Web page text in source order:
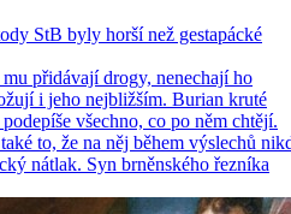
StB byly horší než gestapácké
přidávají drogy, nenechají ho
i jeho nejbližším. Burian kruté
všechno, co po něm chtějí.
to, že na něj během výslechů
nátlak. Syn brněnského řezníka